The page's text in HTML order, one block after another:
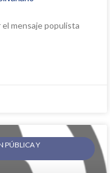
el mensaje populista
PÚBLICA Y